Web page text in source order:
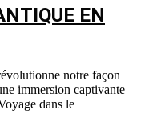
EN
notre façon
immersion captivante
dans le